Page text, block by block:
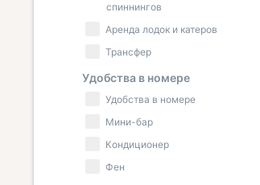
спиннингов
Аренда лодок и катеров
Трансфер
Удобства в номере
Удобства в номере
Мини-бар
Кондиционер
Фен